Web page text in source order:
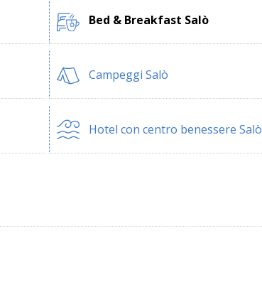
Bed & Breakfast Salò
Campeggi Salò
Hotel con centro benessere Salò